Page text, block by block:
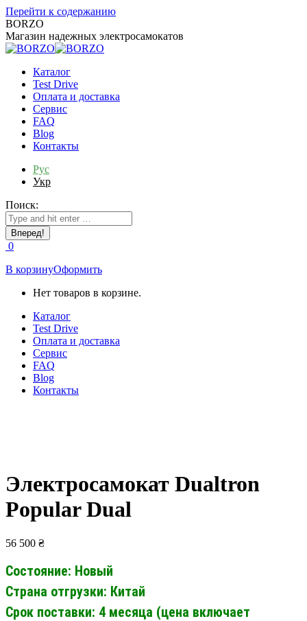
Перейти к содержанию
BORZO
Магазин надежных электросамокатов
Каталог
Test Drive
Оплата и доставка
Сервис
FAQ
Blog
Контакты
Рус
Укр
Поиск:
0
В корзинуОформить
Нет товаров в корзине.
Каталог
Test Drive
Оплата и доставка
Сервис
FAQ
Blog
Контакты
Электросамокат Dualtron
Popular Dual
56 500 ₴
Состояние: Новый
Страна отгрузки: Китай
Срок поставки: 4 месяца (цена включает